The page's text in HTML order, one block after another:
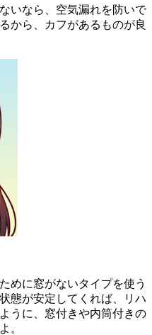
いなら、空気漏れを防いで
から、カフがあるものが良
めに窓がないタイプを使う
態が安定してくれば、リハ
うに、窓付きや内筒付きの
。